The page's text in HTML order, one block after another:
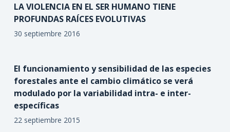
LA VIOLENCIA EN EL SER HUMANO TIENE
PROFUNDAS RAÍCES EVOLUTIVAS
30 septiembre 2016
El funcionamiento y sensibilidad de las especies
forestales ante el cambio climático se verá
modulado por la variabilidad intra- e inter-
específicas
22 septiembre 2015